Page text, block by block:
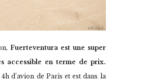
Fuerteventura est une super
accessible en terme de prix.
d’avion de Paris et est dans la